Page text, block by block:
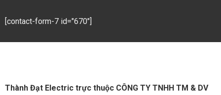
Tổng chi phí (5
5,500,000 VNĐ
150-C1400B
[contact-form-7 id="670"]
Thành Đạt Electric trực thuộc CÔNG TY TNHH TM & DV